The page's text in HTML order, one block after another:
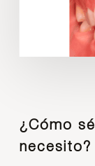
¿Cómo
necesito?